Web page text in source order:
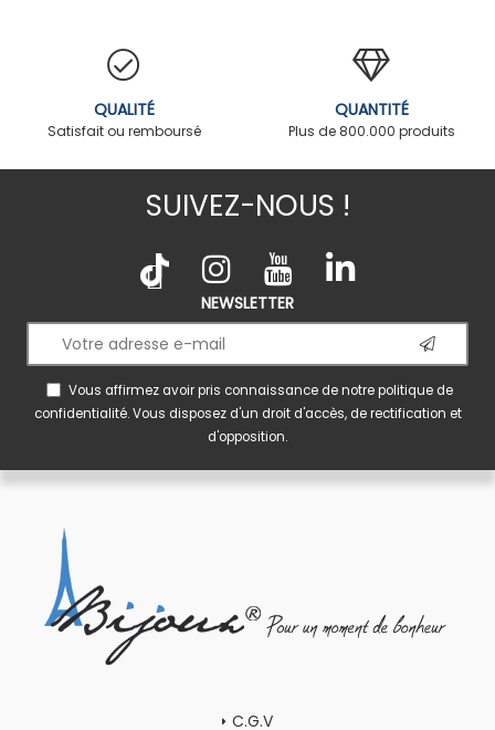
QUALITÉ
Satisfait ou remboursé
QUANTITÉ
Plus de 800.000 produits
SUIVEZ-NOUS !
NEWSLETTER
Vous affirmez avoir pris connaissance de notrepolitique de
confidentialité. Vous disposez d'un droit d'accès, de rectification et
d'opposition.
C.G.V